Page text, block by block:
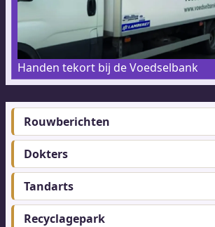
Handen tekort bij de Voedselbank
Footer-
menu
Rouwberichten
Dokters
Tandarts
Recyclagepark